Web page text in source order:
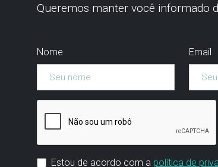
Queremos manter você informado
Nome Email
Estou de acordo com a política de